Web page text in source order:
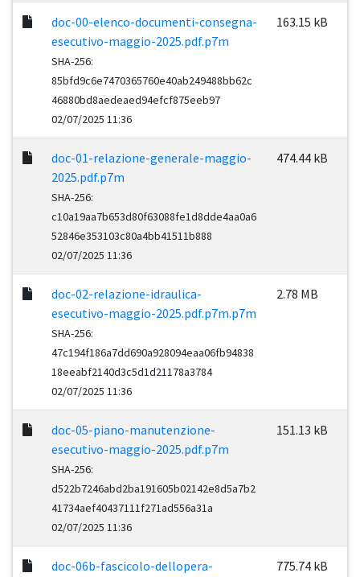
doc-00-elenco-documenti-consegna-
esecutivo-maggio-2025.pdf.p7m
SHA-256:
85bfd9c6e7470365760e40ab249488bb62c
46880bd8aedeaed94efcf875eeb97
02/07/2025 11:36
163.15 kB
doc-01-relazione-generale-maggio-
2025.pdf.p7m
SHA-256:
c10a19aa7b653d80f63088fe1d8dde4aa0a6
52846e353103c80a4bb41511b888
02/07/2025 11:36
474.44 kB
doc-02-relazione-idraulica-
esecutivo-maggio-2025.pdf.p7m.p7m
SHA-256:
47c194f186a7dd690a928094eaa06fb94838
18eeabf2140d3c5d1d21178a3784
02/07/2025 11:36
2.78 MB
doc-05-piano-manutenzione-
esecutivo-maggio-2025.pdf.p7m
SHA-256:
d522b7246abd2ba191605b02142e8d5a7b2
41734aef40437111f271ad556a31a
02/07/2025 11:36
151.13 kB
doc-06b-fascicolo-dellopera-
775.74 kB